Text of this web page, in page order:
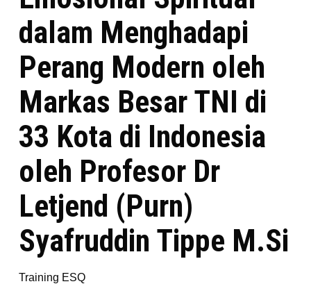
dalam Menghadapi
Perang Modern oleh
Markas Besar TNI di
33 Kota di Indonesia
oleh Profesor Dr
Letjend (Purn)
Syafruddin Tippe M.Si
Training ESQ